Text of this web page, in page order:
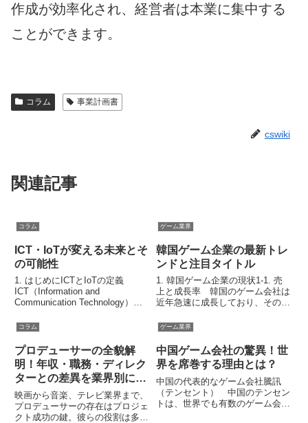
作成が効率化され、経営者は本業に集中する
ことができます。
コラム 事業計画書
cswiki
関連記事
コラム
ICT・IoTが変える未来とそ
の可能性
1. はじめにICTとIoTの定義
ICT（Information and
Communication Technology）
す。この技術は情報処理だけでな
野を指します。具体的には...
ゲーム業界
韓国ゲーム企業の最新トレ
ンドと注目タイトル
1. 韓国ゲーム企業の現状1-1. 売
上と成長率 韓国のゲーム会社は
近年急速に成長しており、その売
ます。2023年度の決算では、
4389億円）の売上高を記録しま
した。また、N...
コラム
プロデューサーの全貌解
明！年収・職務・ディレク
ターとの差異を業界別に分
析
映画から音楽、テレビ業界まで、
プロデューサーの存在はプロジェ
クト成功の鍵。彼らの役割は多岐
ゲーム業界
中国ゲーム会社の驚異！世
界を席巻する理由とは？
中国の代表的なゲーム会社騰訊
（テンセント） 中国のテンセン
トは、世界でも有数のゲーム会社